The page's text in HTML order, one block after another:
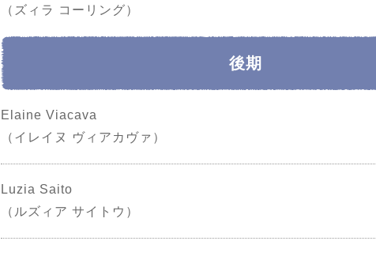
（ズィラ コーリング）
後期
Elaine Viacava
（イレイヌ ヴィアカヴァ）
Luzia Saito
（ルズィア サイトウ）